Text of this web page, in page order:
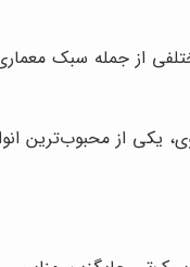
از جمله سبک
یکی از محبوب‌ترین